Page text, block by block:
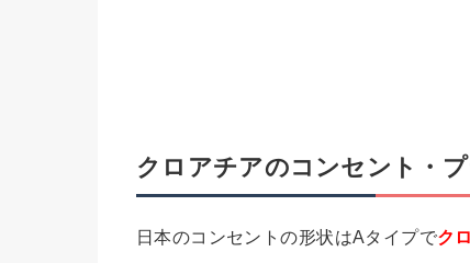
クロアチアのコンセント・
日本のコンセントの形状はAタイプでク